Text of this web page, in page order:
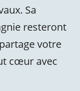
Sa
resteront
votre
cœur avec